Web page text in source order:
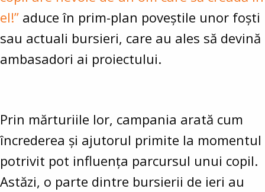
el!” aduce în prim-plan poveștile unor foști
sau actuali bursieri, care au ales să devină
ambasadori ai proiectului.
Prin mărturiile lor, campania arată cum
încrederea și ajutorul primite la momentul
potrivit pot influența parcursul unui copil.
Astăzi, o parte dintre bursierii de ieri au